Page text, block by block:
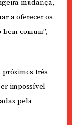
mudança,
a oferecer os
comum”,
próximos três
impossível
pela